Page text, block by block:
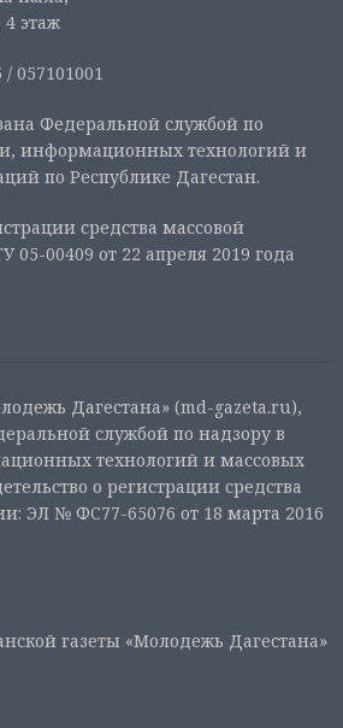
этаж
057101001
Федеральной службой по
информационных технологий и
по Республике Дагестан.
средства массовой
00409 от 22 апреля 2019 года
Дагестана» (md-gazeta.ru),
службой по надзору в
технологий и массовых
о регистрации средства
ЭЛ № ФС77-65076 от 18 марта 2016
газеты «Молодежь Дагестана»